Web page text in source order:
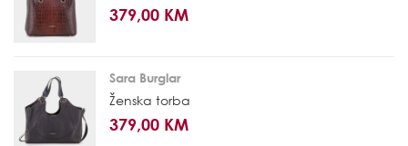
379,00 KM
Sara Burglar
Ženska torba
379,00 KM